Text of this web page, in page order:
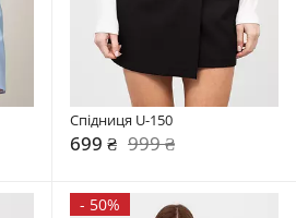
Спідниця U-150
699 ₴ 999 ₴
- 50%